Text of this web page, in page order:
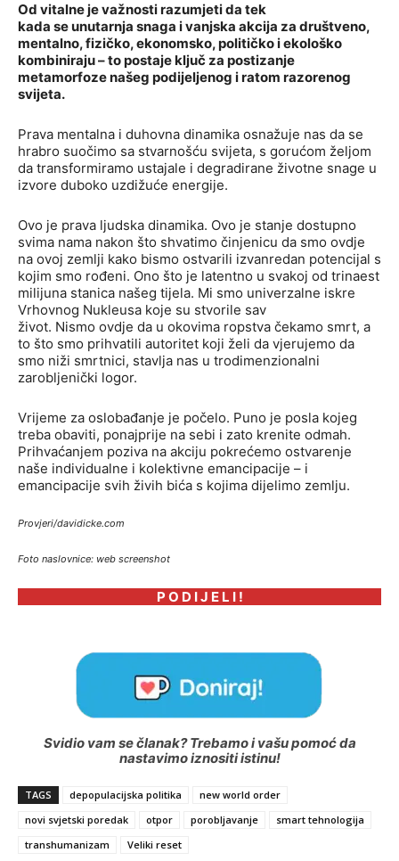
Od vitalne je važnosti razumjeti da tek
kada se unutarnja snaga i vanjska akcija za društveno,
mentalno, fizičko, ekonomsko, političko i ekološko
kombiniraju – to postaje ključ za postizanje
metamorfoze našeg podijeljenog i ratom razorenog
svijeta.
Prava mentalna i duhovna dinamika osnažuje nas da se
hrabro suočimo sa stvarnošću svijeta, s gorućom željom
da transformiramo ustajale i degradirane životne snage u
izvore duboko uzdižuće energije.
Ovo je prava ljudska dinamika. Ovo je stanje dostupno
svima nama nakon što shvatimo činjenicu da smo ovdje
na ovoj zemlji kako bismo ostvarili izvanredan potencijal s
kojim smo rođeni. Ono što je latentno u svakoj od trinaest
milijuna stanica našeg tijela. Mi smo univerzalne iskre
Vrhovnog Nukleusa koje su stvorile sav
život. Nismo ovdje da u okovima ropstva čekamo smrt, a
to što smo prihvatili autoritet koji želi da vjerujemo da
smo niži smrtnici, stavlja nas u trodimenzionalni
zarobljenički logor.
Vrijeme za oslobađanje je počelo. Puno je posla kojeg
treba obaviti, ponajprije na sebi i zato krenite odmah.
Prihvaćanjem poziva na akciju pokrećemo ostvarenje
naše individualne i kolektivne emancipacije – i
emancipacije svih živih bića s kojima dijelimo zemlju.
Provjeri/davidicke.com
Foto naslovnice: web screenshot
P O D I J E L I !
Svidio vam se članak? Trebamo i vašu pomoć da
nastavimo iznositi istinu!
TAGS depopulacijska politika
new world order
novi svjetski poredak
otpor porobljavanje
smart tehnologija
transhumanizam
Veliki reset